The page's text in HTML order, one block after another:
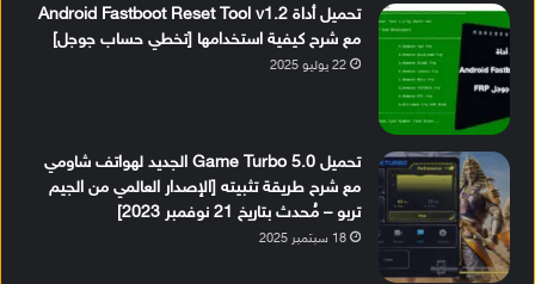
تحميل أداة Android Fastboot Reset Tool v1.2
مع شرح كيفية استخدامها [تخطي حساب جوجل]
22 يوليو 2025
تحميل Game Turbo 5.0 الجديد لهواتف شاومي
مع شرح طريقة تثبيته [الإصدار العالمي من الجيم
تربو – مُحدث بتاريخ 21 نوفمبر 2023]
18 سبتمبر 2025